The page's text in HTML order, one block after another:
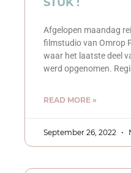
Afgelopen maandag
filmstudio van Omrop
waar het laatste deel
werd opgenomen.
READ MORE »
September 26, 2022